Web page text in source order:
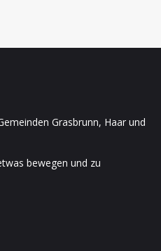
Grasbrunn, Haar und
bewegen und zu